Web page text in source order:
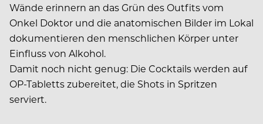
Wände erinnern an das Grün des Outfits vom
Onkel Doktor und die anatomischen Bilder im Lokal
dokumentieren den menschlichen Körper unter
Einfluss von Alkohol.
Damit noch nicht genug: Die Cocktails werden auf
OP-Tabletts zubereitet, die Shots in Spritzen
serviert.